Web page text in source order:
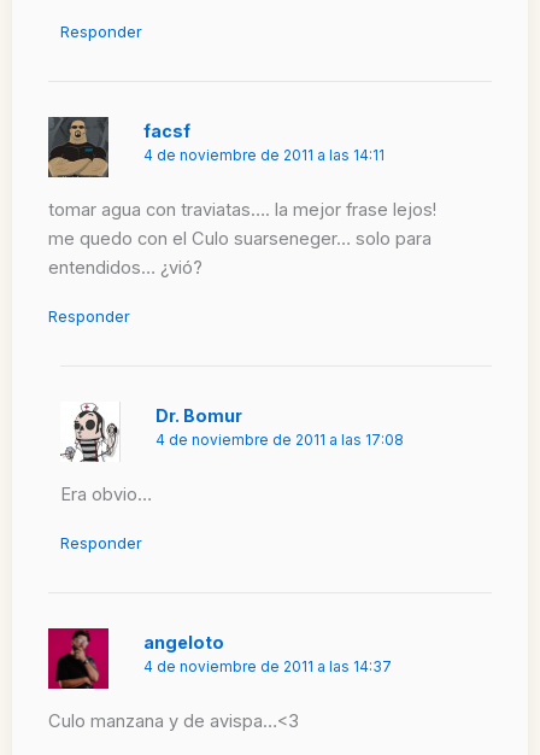
Responder
facsf
4 de noviembre de 2011 a las 14:11
tomar agua con traviatas…. la mejor frase lejos!
me quedo con el Culo suarseneger… solo para
entendidos… ¿vió?
Responder
Dr. Bomur
4 de noviembre de 2011 a las 17:08
Era obvio…
Responder
angeloto
4 de noviembre de 2011 a las 14:37
Culo manzana y de avispa…<3